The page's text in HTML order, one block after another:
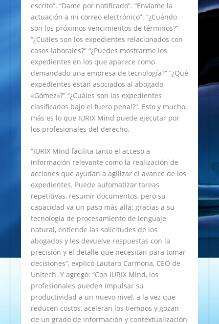
escrito”. “Dame por notificado”. “Envíame la
actuación a mi correo electrónico”. “¿Cuándo
son los próximos vencimientos de términos?”
“¿Cuáles son los expedientes relacionados con
casos laborales?” “¿Puedes mostrarme los
expedientes en los que aparece como
demandado una empresa de tecnología?” “¿Qué
expedientes están asociados al abogado
«Gómez»?” “¿Cuáles son los expedientes
clasificados bajo el fuero penal?”. Esto y mucho
más es lo que IURIX Mind puede ejecutar por
los profesionales del derecho.
“IURIX Mind facilita tanto el acceso a
información relevante como la realización de
acciones que ayudan a agilizar el avance de los
expedientes. Puede automatizar tareas
repetitivas, resumir documentos, pero su
capacidad va un paso más allá: gracias a su
tecnología de procesamiento de lenguaje
natural, entiende las solicitudes de los
abogados y les devuelve respuestas con la
precisión y el detalle que necesitan para tomar
decisiones”, explicó Lautaro Carmona, CEO de
Unitech. Y agregó: “Con IURIX Mind, los
profesionales pueden impulsar su
productividad a un nuevo nivel, a la vez que
reducen costos, aceleran los tiempos y gozan
de un grado de información y contextualización